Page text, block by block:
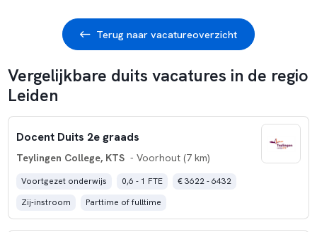
Terug naar vacatureoverzicht
Vergelijkbare duits vacatures in de regio
Leiden
Docent Duits 2e graads
Teylingen College, KTS - Voorhout (7 km)
Voortgezet onderwijs 0,6 - 1 FTE
€ 3622 - 6432
Zij-instroom
Parttime of fulltime